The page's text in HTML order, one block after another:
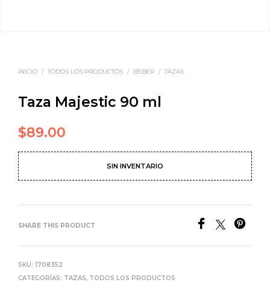
INICIO / TODOS LOS PRODUCTOS / BEBER / TAZAS
Taza Majestic 90 ml
$89.00
SIN INVENTARIO
SHARE THIS PRODUCT
SKU: 1708352
CATEGORÍAS: TAZAS, TODOS LOS PRODUCTOS